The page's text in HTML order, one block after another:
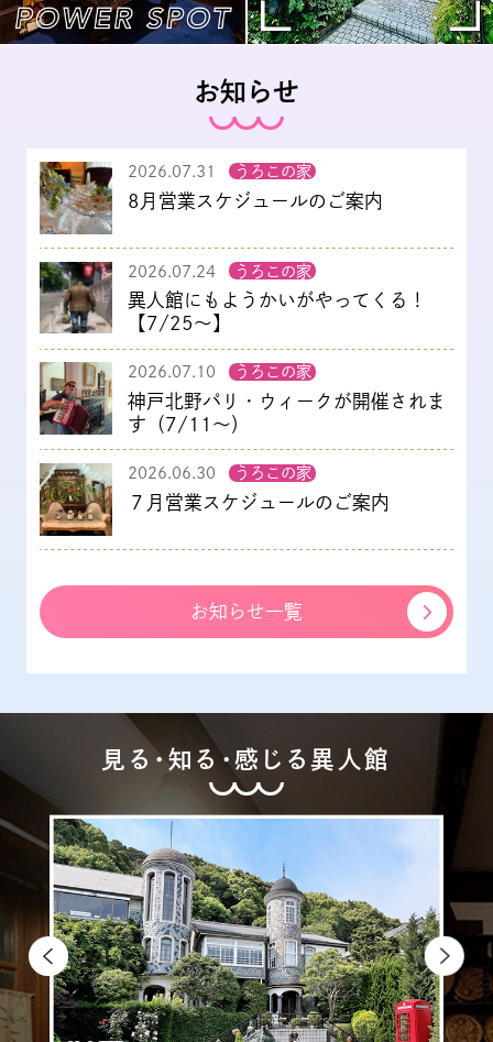
お知らせ
2026.07.31 うろこの家
8月営業スケジュールのご案内
2026.07.24 うろこの家
異人館にもようかいがやってくる！
【7/25～】
2026.07.10 うろこの家
神戸北野パリ・ウィークが開催されま
す（7/11～）
2026.06.30 うろこの家
７月営業スケジュールのご案内
お知らせ一覧
見る・知る・感じる異人館